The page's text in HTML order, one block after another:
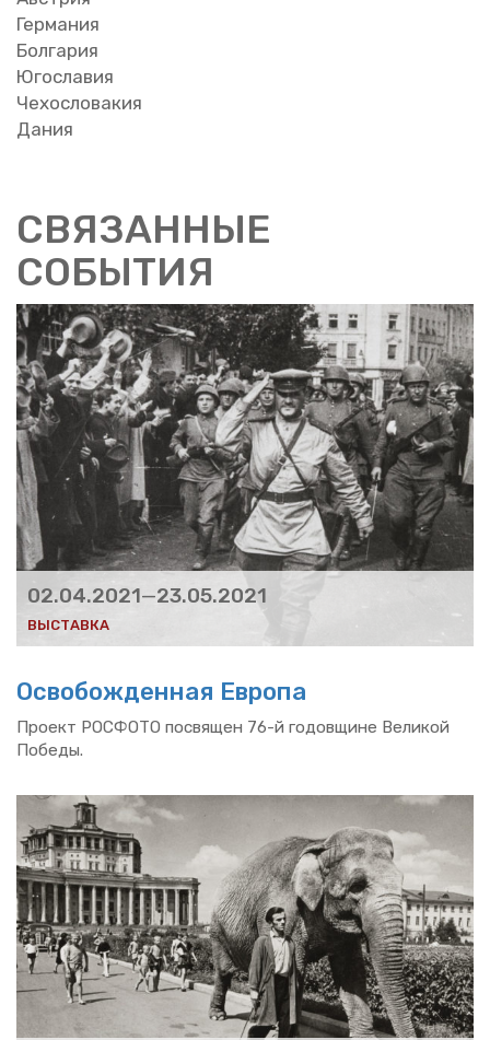
Гер­ма­ния
Бол­га­рия
Юго­сла­вия
Че­хо­сло­ва­кия
Дания
СВЯ­ЗАН­НЫЕ
СО­БЫ­ТИЯ
02.04.2021—23.05.2021
ВЫ­СТАВ­КА
Осво­бож­ден­ная Ев­ро­па
Про­ект РОС­ФО­ТО по­свя­щен 76-й го­дов­щине Ве­ли­кой
По­бе­ды.